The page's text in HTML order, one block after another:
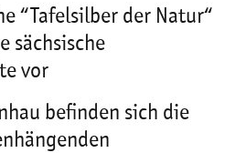
“Tafelsilber der Natur“
sächsische
vor
befinden sich die